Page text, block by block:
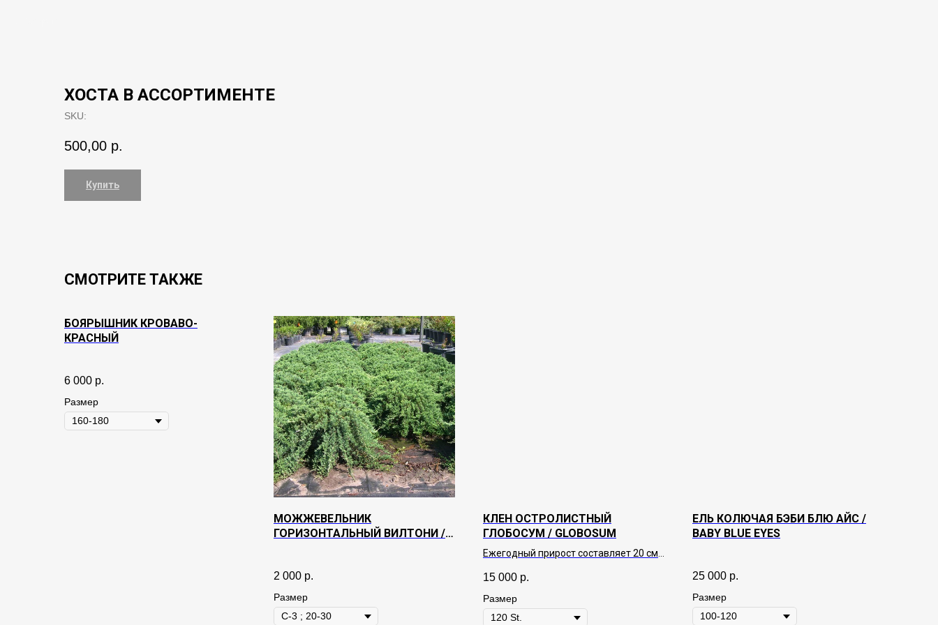
ХОСТА В АССОРТИМЕНТЕ
SKU:
500,00 р.
Купить
СМОТРИТЕ ТАКЖЕ
БОЯРЫШНИК КРОВАВО-
КРАСНЫЙ
6 000 р.
Размер
МОЖЖЕВЕЛЬНИК
ГОРИЗОНТАЛЬНЫЙ ВИЛТОНИ /
2 000 р.
Размер
КЛЕН ОСТРОЛИСТНЫЙ
ГЛОБОСУМ / GLOBOSUM
Ежегодный прирост составляет 20 см.
округлая. Листья большие, 5-7-
лопастные, в летний период имеют
светло-зеленый окрас, осенью
15 000 р.
Размер
ЕЛЬ КОЛЮЧАЯ БЭБИ БЛЮ АЙС /
BABY BLUE EYES
25 000 р.
Размер